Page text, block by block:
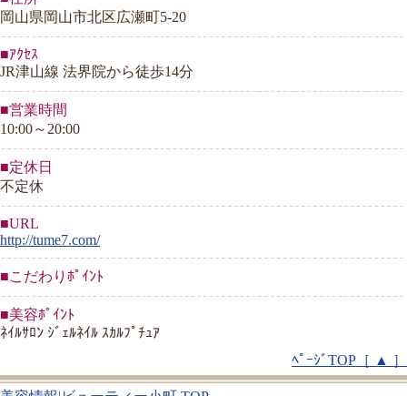
岡山県岡山市北区広瀬町5-20
■ｱｸｾｽ
JR津山線 法界院から徒歩14分
■営業時間
10:00～20:00
■定休日
不定休
■URL
http://tume7.com/
■こだわりﾎﾟｲﾝﾄ
■美容ﾎﾟｲﾝﾄ
ﾈｲﾙｻﾛﾝ ｼﾞｪﾙﾈｲﾙ ｽｶﾙﾌﾟﾁｭｱ
ﾍﾟｰｼﾞTOP［ ▲ ］